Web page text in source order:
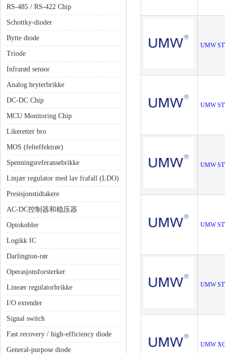
RS-485 / RS-422 Chip
Schottky-dioder
Bytte diode
Triode
Infrarød sensor
Analog bryterbrikke
DC-DC Chip
MCU Monitoring Chip
Likeretter bro
MOS (felteffektrør)
Spenningsreferansebrikke
Linjær regulator med lav frafall (LDO)
Presisjonstidtakere
AC-DC控制器和稳压器
Optokobler
Logikk IC
Darlington-rør
Operasjonsforsterker
Lineær regulatorbrikke
I/O extender
Signal switch
Fast recovery / high-efficiency diode
General-purpose diode
UMW
UMW
UMW
UMW
UMW
UMW